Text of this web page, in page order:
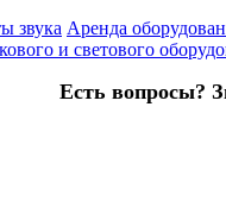
звука Аренда
и светового
Есть вопросы?